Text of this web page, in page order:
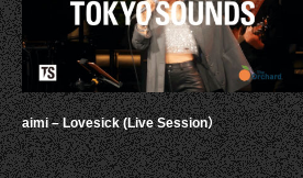
aimi – Lovesick (Live Session）